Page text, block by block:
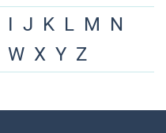
I J K L M N
W X Y Z